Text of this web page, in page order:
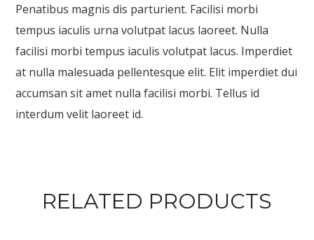
Penatibus magnis dis parturient. Facilisi morbi
tempus iaculis urna volutpat lacus laoreet. Nulla
facilisi morbi tempus iaculis volutpat lacus. Imperdiet
at nulla malesuada pellentesque elit. Elit imperdiet dui
accumsan sit amet nulla facilisi morbi. Tellus id
interdum velit laoreet id.
RELATED PRODUCTS